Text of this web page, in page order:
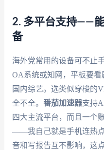
2. 多平台支持——
备
海外党常用的设备可不止
OA系统或知网，平板要看
国内综艺。选类似穿梭的
全不全。 番茄加速器支持
四大主流平台，而且一个
——我自己就是手机连热
音和写报告互不影响，这